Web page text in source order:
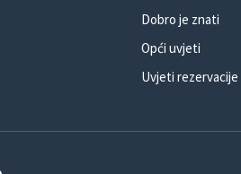
Dobro je znati
Opći uvjeti
Uvjeti rezervacije